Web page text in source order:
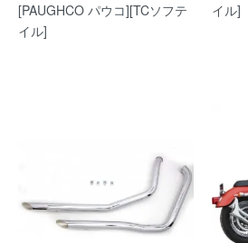
[PAUGHCO パウコ][TCソフテ
イル]
イル]